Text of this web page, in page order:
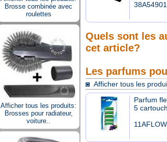
Brosse combinée avec
roulettes
Afficher tous les produits:
Brosses pour radiateur,
voiture..
38A54901
Quels sont les
cet article?
Les parfums
◙ Afficher tous les
Parfum
5